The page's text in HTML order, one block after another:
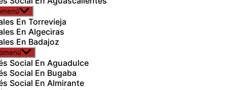
En Torrevieja
En Algeciras
En Badajoz
Social En Aguadulce
Social En Bugaba
Social En Almirante